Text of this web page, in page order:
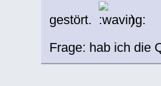
gestört.
)
Frage: hab ich die